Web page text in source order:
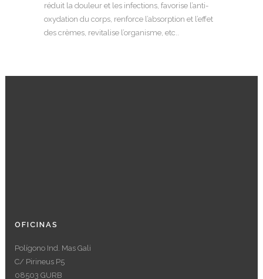
réduit la douleur et les infections, favorise l’anti-
oxydation du corps, renforce l’absorption et l’effet
des crèmes, revitalise l’organisme, etc..
OFICINAS
Polígono Ind. Mas Gali
C/ Pirineus P5
08503 GURB